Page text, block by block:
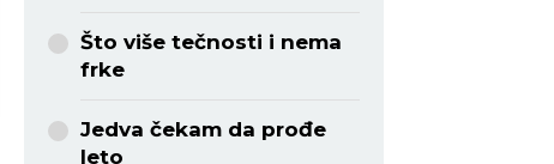
Što više tečnosti i nema
frke
Jedva čekam da prođe
leto